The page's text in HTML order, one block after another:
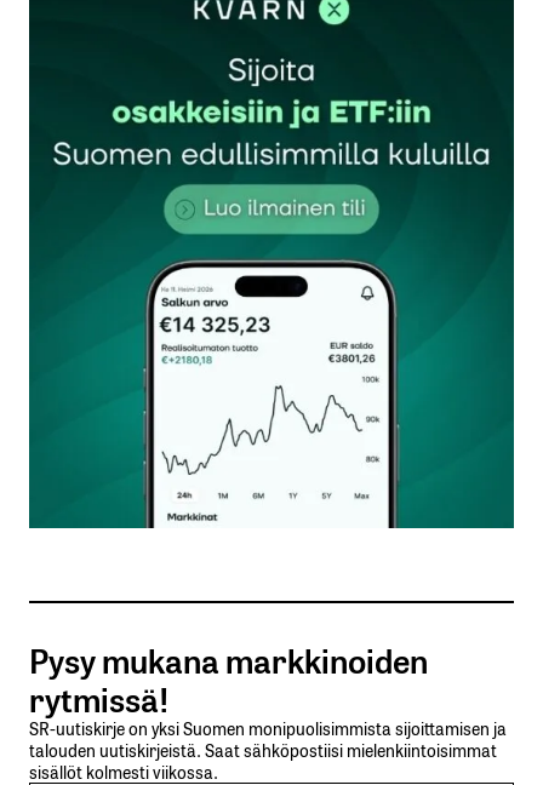
Sähköpostiosoitettasi ei julkaista.Pakolliset
kentät on merkitty*
Kommentti*
Nimesi tai nimimerkkisi
Sähköpostiosoitteesi
Tilaa SalkunRakentajan uutiskirje
Lähetä kommentti
Pysy mukana markkinoiden
rytmissä!
SR-uutiskirje on yksi Suomen monipuolisimmista sijoittamisen ja
talouden uutiskirjeistä. Saat sähköpostiisi mielenkiintoisimmat
sisällöt kolmesti viikossa.